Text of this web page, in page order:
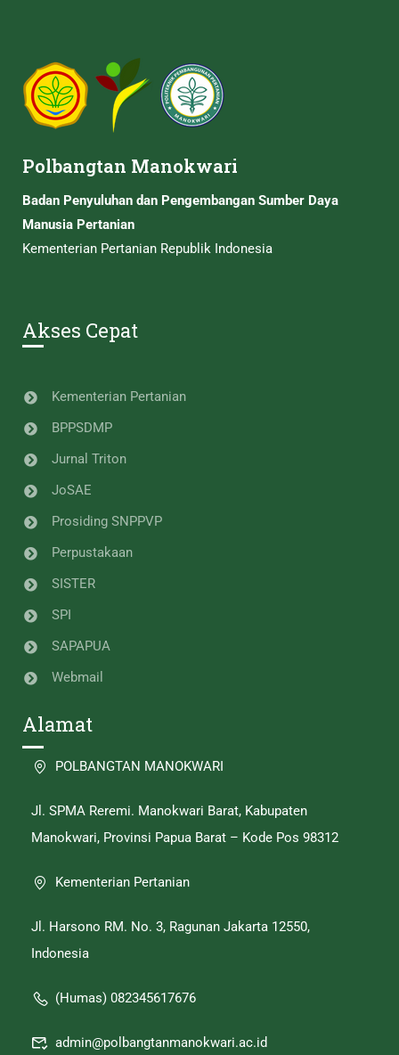
Polbangtan Manokwari
Badan Penyuluhan dan Pengembangan Sumber Daya
Manusia Pertanian
Kementerian Pertanian Republik Indonesia
Akses Cepat
Kementerian Pertanian
BPPSDMP
Jurnal Triton
JoSAE
Prosiding SNPPVP
Perpustakaan
SISTER
SPI
SAPAPUA
Webmail
Alamat
POLBANGTAN MANOKWARI
Jl. SPMA Reremi. Manokwari Barat, Kabupaten
Manokwari, Provinsi Papua Barat – Kode Pos 98312
Kementerian Pertanian
Jl. Harsono RM. No. 3, Ragunan Jakarta 12550,
Indonesia
(Humas) 082345617676
admin@polbangtanmanokwari.ac.id